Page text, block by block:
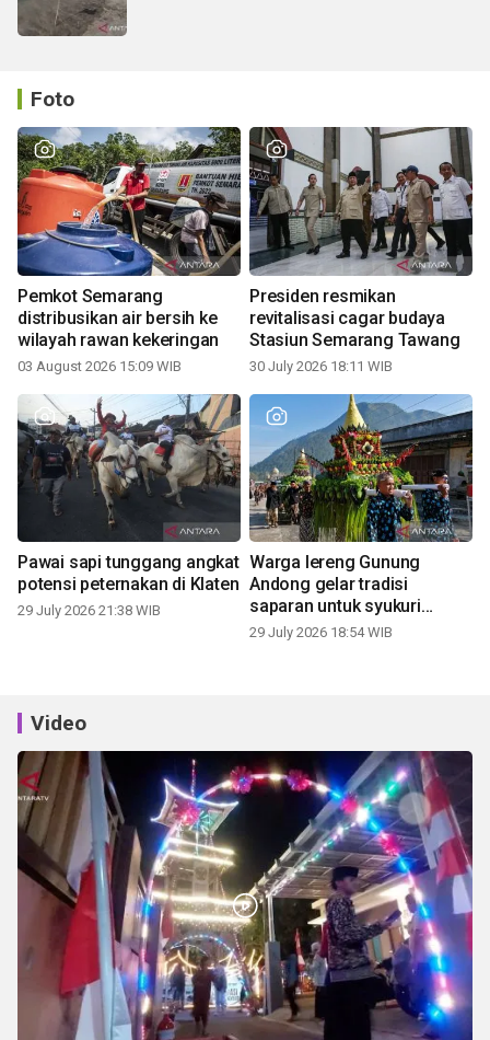
Foto
Pemkot Semarang
distribusikan air bersih ke
wilayah rawan kekeringan
03 August 2026 15:09 WIB
Presiden resmikan
revitalisasi cagar budaya
Stasiun Semarang Tawang
30 July 2026 18:11 WIB
Pawai sapi tunggang angkat
potensi peternakan di Klaten
29 July 2026 21:38 WIB
Warga lereng Gunung
Andong gelar tradisi
saparan untuk syukuri
panen
29 July 2026 18:54 WIB
Video